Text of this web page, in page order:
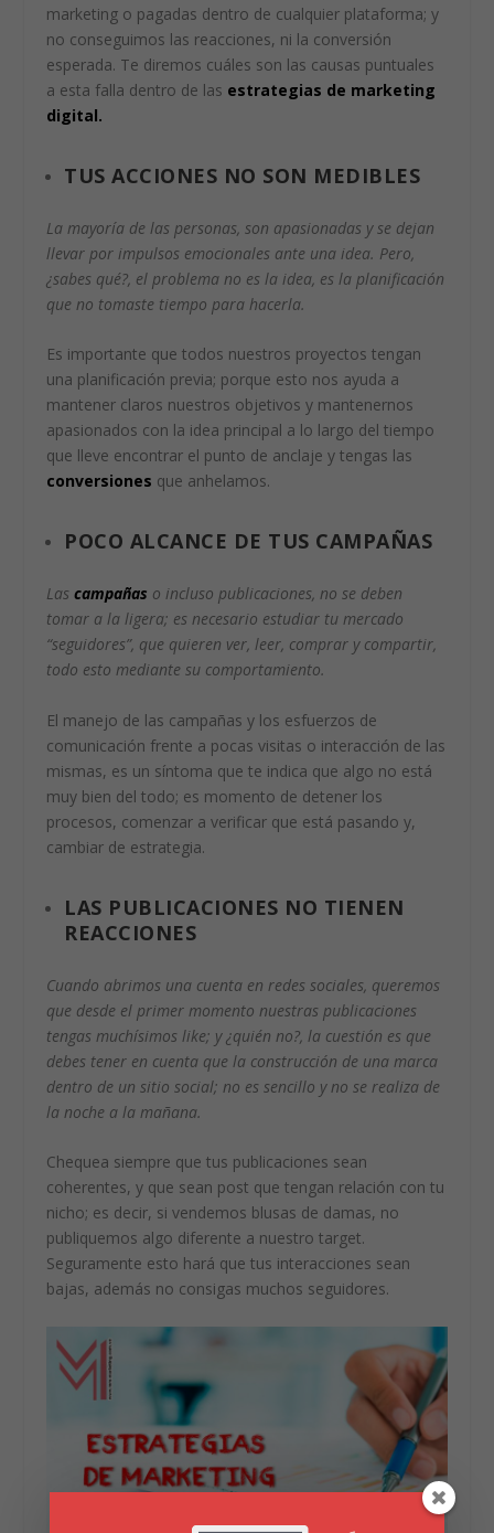
marketing o pagadas dentro de cualquier plataforma; y
no conseguimos las reacciones, ni la conversión
esperada. Te diremos cuáles son las causas puntuales
a esta falla dentro de las estrategias de marketing
digital.
TUS ACCIONES NO SON MEDIBLES
La mayoría de las personas, son apasionadas y se dejan
llevar por impulsos emocionales ante una idea. Pero,
¿sabes qué?, el problema no es la idea, es la planificación
que no tomaste tiempo para hacerla.
Es importante que todos nuestros proyectos tengan
una planificación previa; porque esto nos ayuda a
mantener claros nuestros objetivos y mantenernos
apasionados con la idea principal a lo largo del tiempo
que lleve encontrar el punto de anclaje y tengas las
conversiones que anhelamos.
POCO ALCANCE DE TUS CAMPAÑAS
Lascampañas o incluso publicaciones, no se deben
tomar a la ligera; es necesario estudiar tu mercado
“seguidores”, que quieren ver, leer, comprar y compartir,
todo esto mediante su comportamiento.
El manejo de las campañas y los esfuerzos de
comunicación frente a pocas visitas o interacción de las
mismas, es un síntoma que te indica que algo no está
muy bien del todo; es momento de detener los
procesos, comenzar a verificar que está pasando y,
cambiar de estrategia.
LAS PUBLICACIONES NO TIENEN
REACCIONES
Cuando abrimos una cuenta en redes sociales, queremos
que desde el primer momento nuestras publicaciones
tengas muchísimos like; y ¿quién no?, la cuestión es que
debes tener en cuenta que la construcción de una marca
dentro de un sitio social; no es sencillo y no se realiza de
la noche a la mañana.
Chequea siempre que tus publicaciones sean
coherentes, y que sean post que tengan relación con tu
nicho; es decir, si vendemos blusas de damas, no
publiquemos algo diferente a nuestro target.
Seguramente esto hará que tus interacciones sean
bajas, además no consigas muchos seguidores.